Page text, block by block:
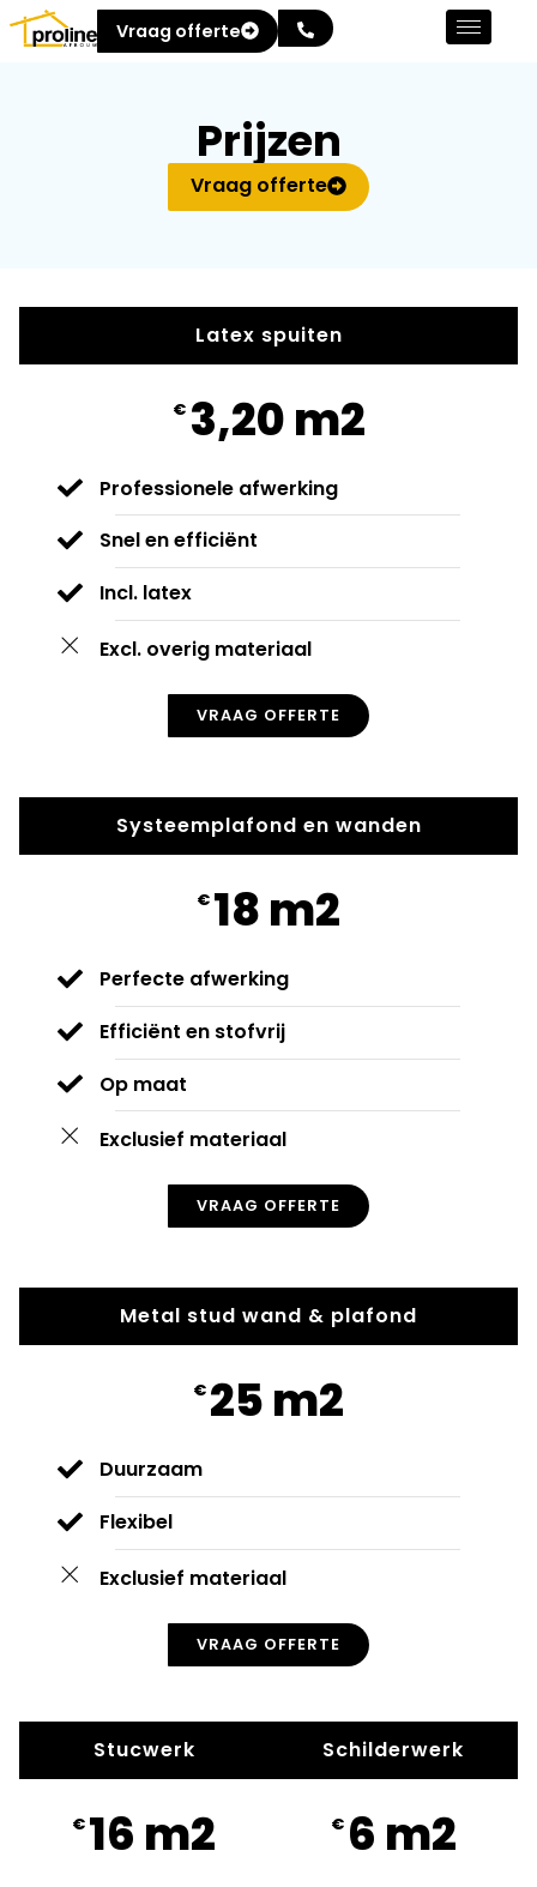
Vraag offerte
Prijzen
Vraag offerte
Latex spuiten
€ 3,20 m2
Professionele afwerking
Snel en efficiënt
Incl. latex
Excl. overig materiaal
VRAAG OFFERTE
Systeemplafond en wanden
€ 18 m2
Perfecte afwerking
Efficiënt en stofvrij
Op maat
Exclusief materiaal
VRAAG OFFERTE
Metal stud wand & plafond
€ 25 m2
Duurzaam
Flexibel
Exclusief materiaal
VRAAG OFFERTE
Stucwerk
€ 16 m2
Schilderwerk
€ 6 m2